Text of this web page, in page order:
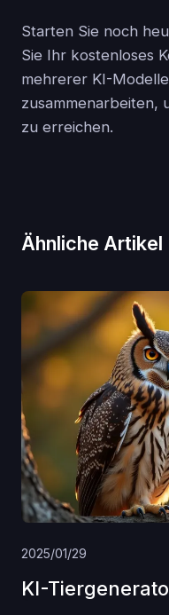
Starten Sie noch
Sie Ihr kostenloses
mehrerer KI-
zusammenarbeiten,
zu erreichen.
Ähnliche Artikel
2025/01/29
KI-